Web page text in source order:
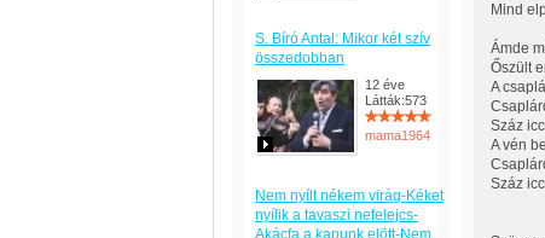
S. Bíró Antal: Mikor két szív
összedobban
12 éve
Látták:573
mama1964
Nem nyílt nékem virág-Kéket
nyílik a tavaszi nefelejcs-
Akácfa a kapunk elött-Nem
Mind
Ámde
Őszült
A
Száz
A vén
Száz